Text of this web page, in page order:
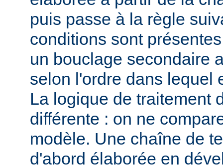
puis passe à la règle
conditions sont
un bouclage secondaire
selon l'ordre dans lequel
La logique de traitement
différente : on ne
modèle. Une chaîne de
d'abord élaborée en